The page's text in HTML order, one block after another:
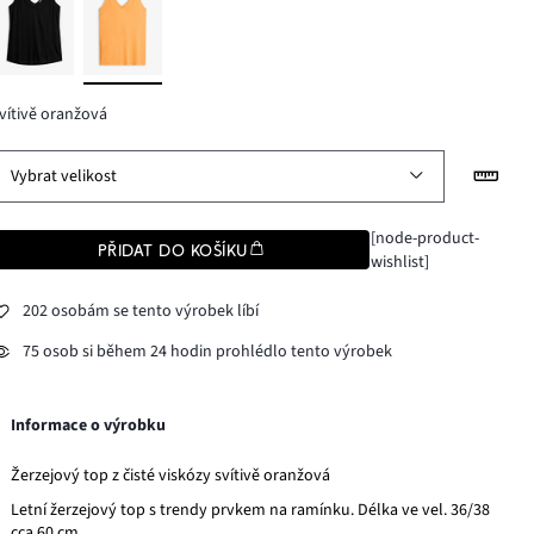
oranžová
Vybrat velikost
PŘIDAT DO KOŠÍKU
[node-product-
wishlist]
202 osobám se tento výrobek líbí
75 osob si během 24 hodin prohlédlo tento výrobek
Informace o výrobku
Žerzejový top z čisté viskózy svítivě oranžová
Letní žerzejový top s trendy prvkem na ramínku. Délka ve vel. 36/38